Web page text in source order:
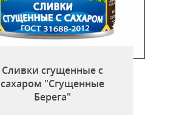
Сливки сгущенные с
сахаром "Сгущенные
Берега"